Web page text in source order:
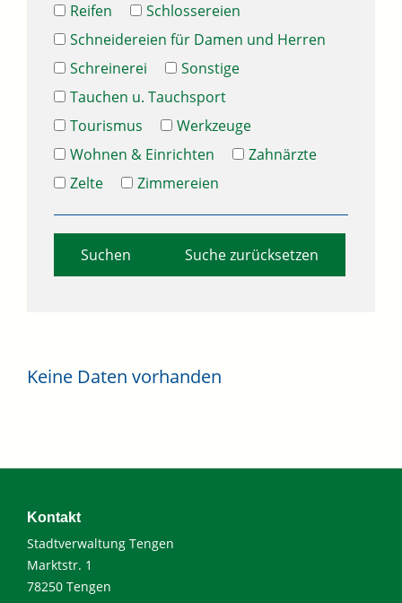
Reifen
Schlossereien
Schneidereien für Damen und Herren
Schreinerei
Sonstige
Tauchen u. Tauchsport
Tourismus
Werkzeuge
Wohnen & Einrichten
Zahnärzte
Zelte
Zimmereien
Suche zurücksetzen
Keine Daten vorhanden
Kontakt
Stadtverwaltung Tengen
Marktstr. 1
78250 Tengen